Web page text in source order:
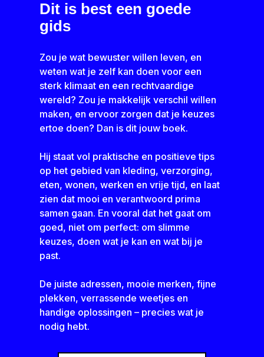
Dit is best een goede
gids
Zou je wat bewuster willen leven, en
weten wat je zelf kan doen voor een
sterk klimaat en een rechtvaardige
wereld? Zou je makkelijk verschil willen
maken, en ervoor zorgen dat je keuzes
ertoe doen? Dan is dit jouw boek.
Hij staat vol praktische en positieve tips
op het gebied van kleding, verzorging,
eten, wonen, werken en vrije tijd, en laat
zien dat mooi en verantwoord prima
samen gaan. En vooral dat het gaat om
goed, niet om perfect: om slimme
keuzes, doen wat je kan en wat bij je
past.
De juiste adressen, mooie merken, fijne
plekken, verrassende weetjes en
handige oplossingen – precies wat je
nodig hebt.